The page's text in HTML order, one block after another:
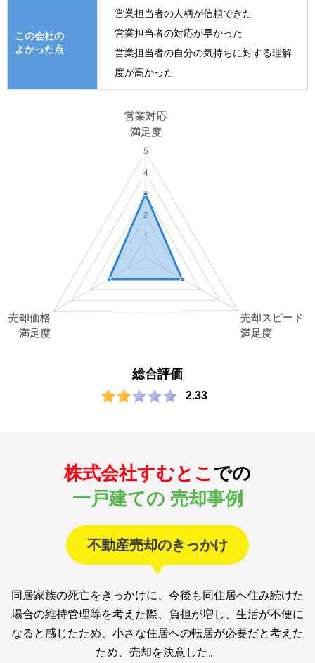
この会社の
よかった点
営業担当者の人柄が信頼できた
営業担当者の対応が早かった
営業担当者の自分の気持ちに対する理解
度が高かった
総合評価
2.33
株式会社すむとこ での
一戸建ての 売却事例
不動産売却のきっかけ
同居家族の死亡をきっかけに、今後も同住居へ住み続けた
場合の維持管理等を考えた際、負担が増し、生活が不便に
なると感じたため、小さな住居への転居が必要だと考えた
ため、売却を決意した。